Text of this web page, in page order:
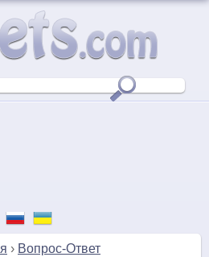
› Вопрос-Ответ